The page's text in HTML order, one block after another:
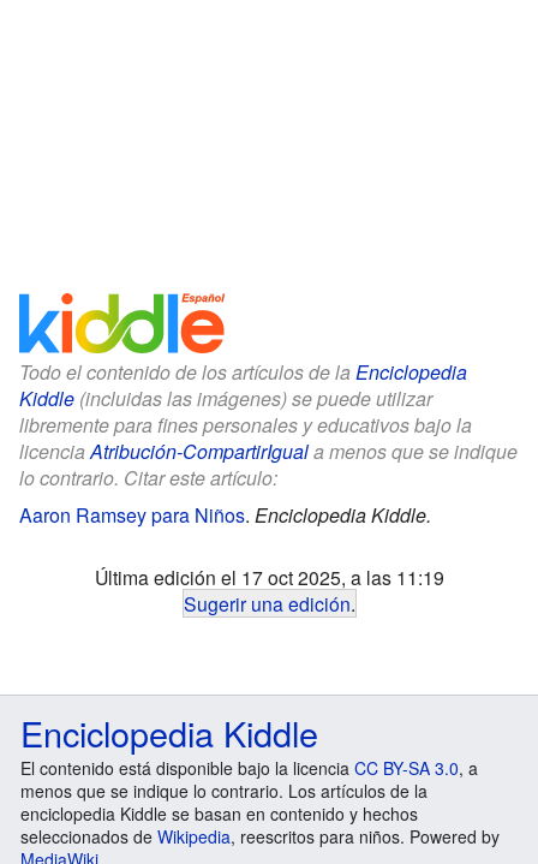
Todo el contenido de los artículos de la Enciclopedia
Kiddle (incluidas las imágenes) se puede utilizar
libremente para fines personales y educativos bajo la
licenciaAtribución-CompartirIguala menos que se indique
lo contrario. Citar este artículo:
Aaron Ramsey para Niños. Enciclopedia Kiddle.
Última edición el 17 oct 2025, a las 11:19
Sugerir una edición.
Enciclopedia Kiddle
El contenido está disponible bajo la licencia CC BY-SA 3.0, a
menos que se indique lo contrario. Los artículos de la
enciclopedia Kiddle se basan en contenido y hechos
seleccionados de Wikipedia, reescritos para niños. Powered by
MediaWiki